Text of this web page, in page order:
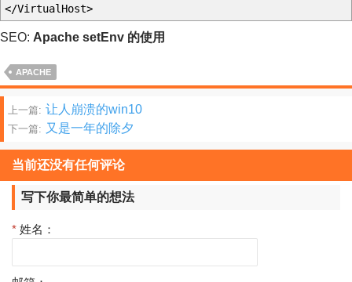
</VirtualHost>
SEO: Apache setEnv 的使用
APACHE
文
章
分
页
上一篇: 让人崩溃的win10
下一篇: 又是一年的除夕
当前还没有任何评论
写下你最简单的想法
* 姓名：